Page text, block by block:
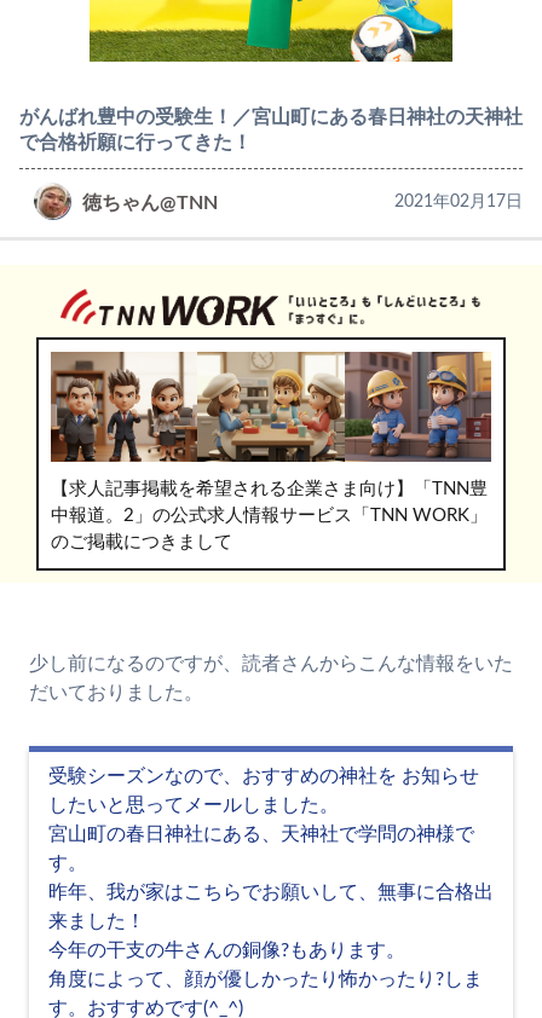
がんばれ豊中の受験生！／宮山町にある春日神社の天神社
で合格祈願に行ってきた！
徳ちゃん@TNN 2021年02月17日
【求人記事掲載を希望される企業さま向け】「TNN豊
中報道。2」の公式求人情報サービス「TNN WORK」
のご掲載につきまして
少し前になるのですが、読者さんからこんな情報をいた
だいておりました。
受験シーズンなので、おすすめの神社を お知らせ
したいと思ってメールしました。
宮山町の春日神社にある、天神社で学問の神様で
す。
昨年、我が家はこちらでお願いして、無事に合格出
来ました！
今年の干支の牛さんの銅像?もあります。
角度によって、顔が優しかったり怖かったり?しま
す。おすすめです(^_^)